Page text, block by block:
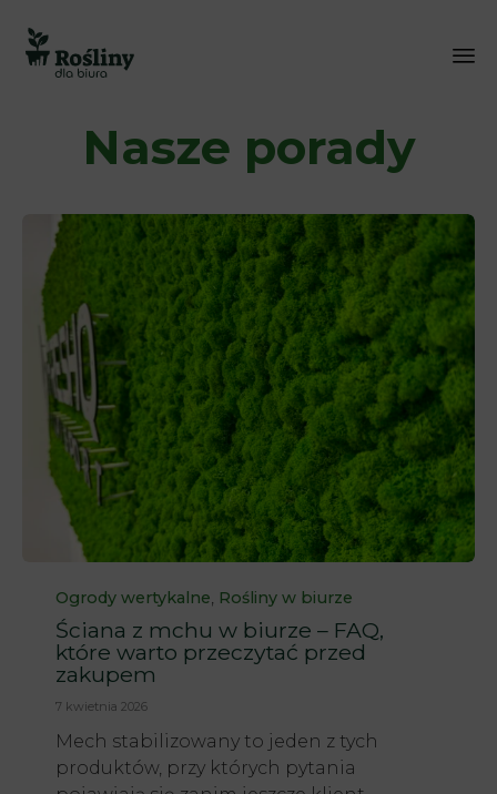
Nasze porady
Category
Ogrody wertykalne, Rośliny w biurze
Ściana z mchu w biurze – FAQ,
które warto przeczytać przed
zakupem
7 kwietnia 2026
Mech stabilizowany to jeden z tych
produktów, przy których pytania